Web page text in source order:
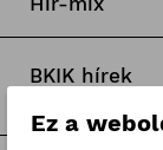
BKIK hírek
Ez a